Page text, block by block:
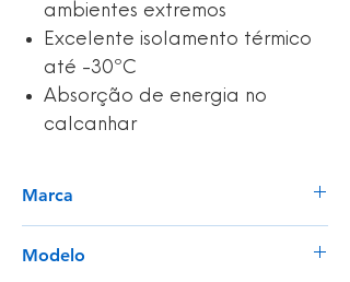
ambientes extremos
Excelente isolamento térmico
até -30ºC
Absorção de energia no
calcanhar
Marca
Modelo